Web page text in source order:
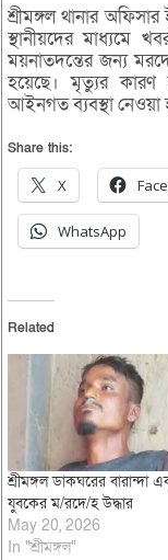
শ্রীমঙ্গল থানার
স্থানীয়দের মাধ্যমে
ময়নাতদন্তের জন্য
হয়েছে। মৃত্যুর
আইনগত ব্যবস্থা নেওয়া
Share this:
X
WhatsApp
Related
শ্রীমঙ্গল ডাকঘরের বারান্দা
যুবকের ম/রদে/হ উদ্ধার
May 20, 2026
In "শ্রীমঙ্গল"